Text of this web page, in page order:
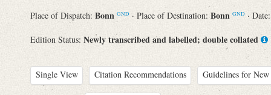
Place of Dispatch: Bonn GND · Place of Destination:Bonn GND · Date:
Edition Status: Newly transcribed and labelled; double collated
Single View Citation Recommendations Guidelines for